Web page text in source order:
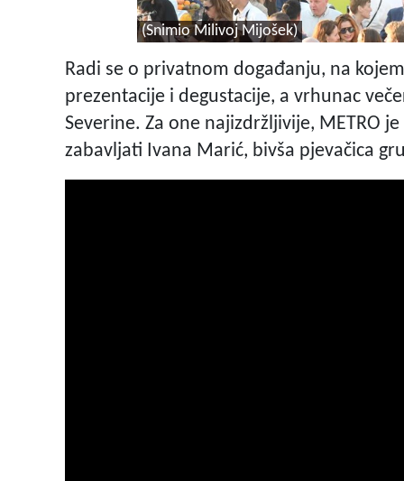
(Snimio Milivoj Mijošek)
Radi se o privatnom događanju, na
prezentacije i degustacije, a vrhunac
Severine. Za one najizdržljivije, METRO
zabavljati Ivana Marić, bivša pjevačica